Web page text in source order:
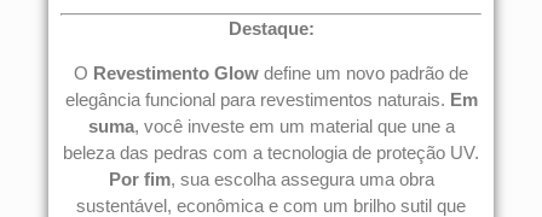
Destaque:
O Revestimento Glow define um novo padrão de
elegância funcional para revestimentos naturais. Em
suma, você investe em um material que une a
beleza das pedras com a tecnologia de proteção UV.
Por fim, sua escolha assegura uma obra
sustentável, econômica e com um brilho sutil que